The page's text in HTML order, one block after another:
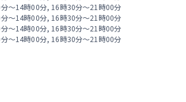
～14時00分, 16時30分～21時00分
～14時00分, 16時30分～21時00分
～14時00分, 16時30分～21時00分
～14時00分, 16時30分～21時00分